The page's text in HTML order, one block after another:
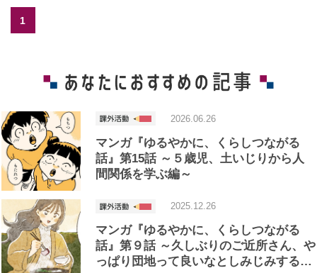
1
マンガ『ゆるやかに、くらしつながる
話』第15話 ～５歳児、土いじりから人
間関係を学ぶ編～
2026.06.26
マンガ『ゆるやかに、くらしつながる
話』第９話 ～久しぶりのご近所さん、や
っぱり団地って良いなとしみじみする…
2025.12.26